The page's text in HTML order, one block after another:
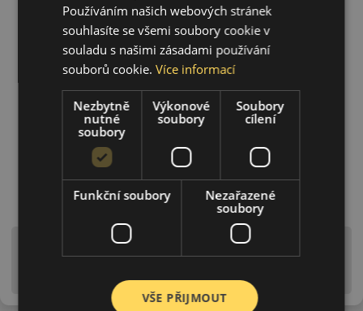
Upozornění! Hodnoty na štítku jsou pouze
informativního charakteru. Mohou být dodány pneumatiky
is EU štítky ve smyslu dosud platné (předchozí) legislativy.
Používáním našich webových stránek
souhlasíte se všemi soubory cookie v
souladu s našimi zásadami používání
souborů cookie.Více informací
Nezbytně
nutné
soubory
Výkonové
soubory
Soubory
cílení
Funkční soubory
Nezařazené
soubory
VŠE PŘIJMOUT